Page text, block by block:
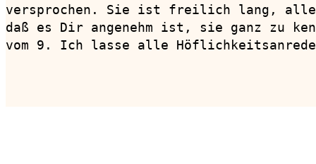
versprochen. Sie ist freilich lang,
daß es Dir angenehm ist, sie ganz zu
vom 9. Ich lasse alle